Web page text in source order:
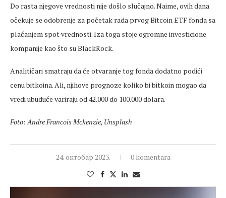
Do rasta njegove vrednosti nije došlo slučajno. Naime, ovih dana
očekuje se odobrenje za početak rada prvog Bitcoin ETF fonda sa
plaćanjem spot vrednosti. Iza toga stoje ogromne investicione
kompanije kao što su BlackRock.
Analitičari smatraju da će otvaranje tog fonda dodatno podići
cenu bitkoina. Ali, njihove prognoze koliko bi bitkoin mogao da
vredi ubuduće variraju od 42.000 do 100.000 dolara.
Foto: Andre Francois Mckenzie, Unsplash
24. октобар 2023. 0 komentara